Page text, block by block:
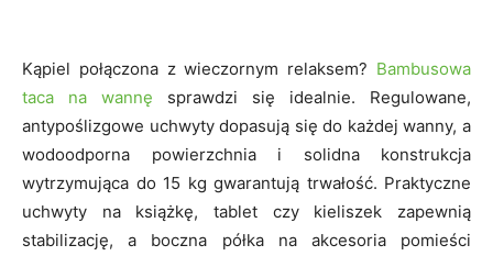
Kąpiel połączona z wieczornym relaksem? Bambusowa
taca na wannę sprawdzi się idealnie. Regulowane,
antypoślizgowe uchwyty dopasują się do każdej wanny, a
wodoodporna powierzchnia i solidna konstrukcja
wytrzymująca do 15 kg gwarantują trwałość. Praktyczne
uchwyty na książkę, tablet czy kieliszek zapewnią
stabilizację, a boczna półka na akcesoria pomieści